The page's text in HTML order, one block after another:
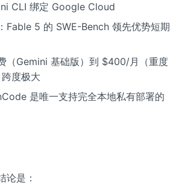
CLI 绑定 Google Cloud
：Fable 5 的 SWE-Bench 领先优势短期
（Gemini 基础版）到 $400/月（重度
度极大
是唯一支持完全本地私有部署的
论是：